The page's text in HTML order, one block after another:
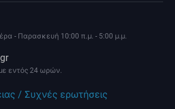
- Παρασκευή 10:00 π.μ. - 5:00 μ.μ.
εντός 24 ωρών.
/ Συχνές ερωτήσεις